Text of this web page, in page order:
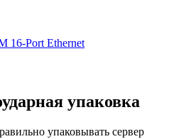
16-Port Ethernet
упаковка
упаковывать сервер